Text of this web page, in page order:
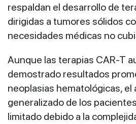
respaldan el desarrollo de
dirigidas a tumores sólidos
necesidades médicas no
Aunque las terapias CAR‑T
demostrado resultados
neoplasias hematológicas, el
generalizado de los
limitado debido a la